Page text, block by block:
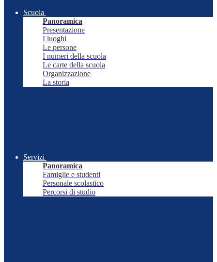
Scuola
Panoramica
Presentazione
I luoghi
Le persone
I numeri della scuola
Le carte della scuola
Organizzazione
La storia
Servizi
Panoramica
Famiglie e studenti
Personale scolastico
Percorsi di studio